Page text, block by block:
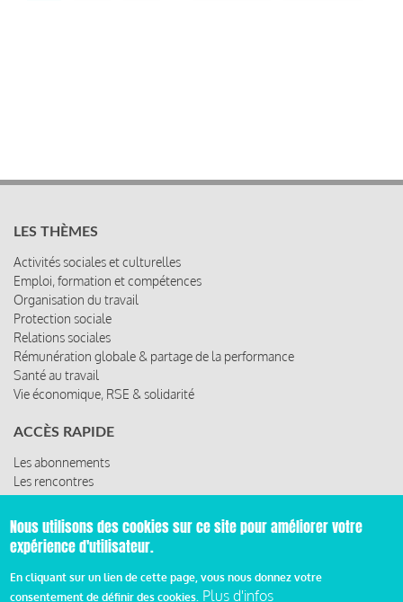
LES THÈMES
Activités sociales et culturelles
Emploi, formation et compétences
Organisation du travail
Protection sociale
Relations sociales
Rémunération globale & partage de la performance
Santé au travail
Vie économique, RSE & solidarité
ACCÈS RAPIDE
Les abonnements
Les rencontres
Les ressources
© 2019 Miroir Social - Réalisé parCafffeine
Nous utilisons des cookies sur ce site pour améliorer votre
expérience d'utilisateur.
En cliquant sur un lien de cette page, vous nous donnez votre
consentement de définir des cookies. Plus d'infos